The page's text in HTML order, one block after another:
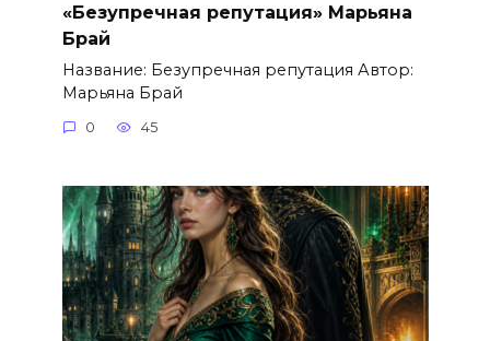
«Безупречная репутация» Марьяна
Брай
Название: Безупречная репутация Автор:
Марьяна Брай
0 45